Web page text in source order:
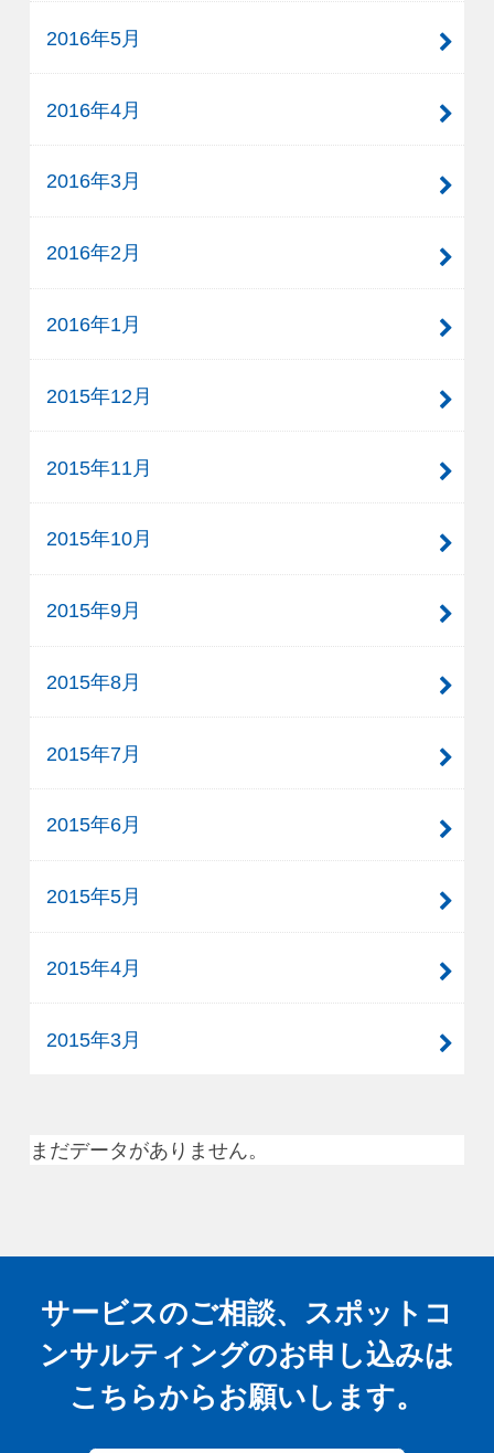
2016年5月
2016年4月
2016年3月
2016年2月
2016年1月
2015年12月
2015年11月
2015年10月
2015年9月
2015年8月
2015年7月
2015年6月
2015年5月
2015年4月
2015年3月
まだデータがありません。
サービスのご相談、スポットコ
ンサルティングのお申し込みは
こちらからお願いします。